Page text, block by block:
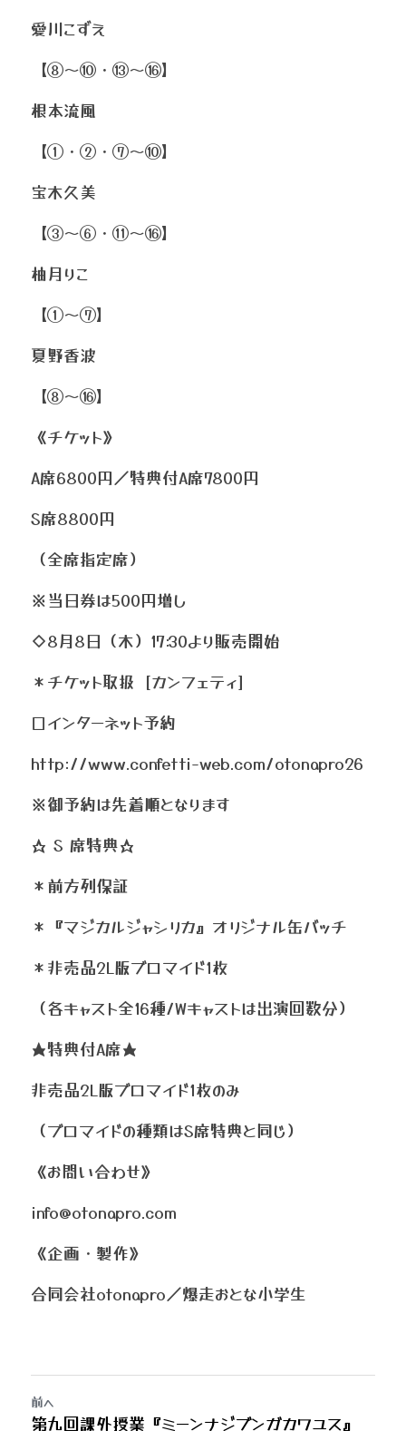
愛川こずえ
【⑧〜⑩・⑬〜⑯】
根本流風
【①・②・⑦〜⑩】
宝木久美
【③〜⑥・⑪〜⑯】
柚月りこ
【①〜⑦】
夏野香波
【⑧〜⑯】
《チケット》
A席6800円／特典付A席7800円
S席8800円
（全席指定席）
※当日券は500円増し
◇8月8日（木）17:30より販売開始
＊チケット取扱［カンフェティ］
□インターネット予約
http://www.confetti-web.com/otonapro26
※御予約は先着順となります
☆ S 席特典☆
＊前方列保証
＊『マジカルジャシリカ』オリジナル缶バッチ
＊非売品2L版ブロマイド1枚
（各キャスト全16種/Wキャストは出演回数分）
★特典付A席★
非売品2L版ブロマイド1枚のみ
（ブロマイドの種類はS席特典と同じ）
《お問い合わせ》
info@otonapro.com
《企画・製作》
合同会社otonapro／爆走おとな小学生
前へ
第九回課外授業『ミーンナジブンガカワユス』